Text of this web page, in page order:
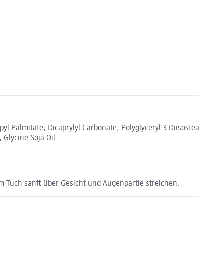
Palmitate, Dicaprylyl Carbonate, Polyglyceryl-3
Soja Oil
Tuch sanft über Gesicht und Augenpartie streichen.